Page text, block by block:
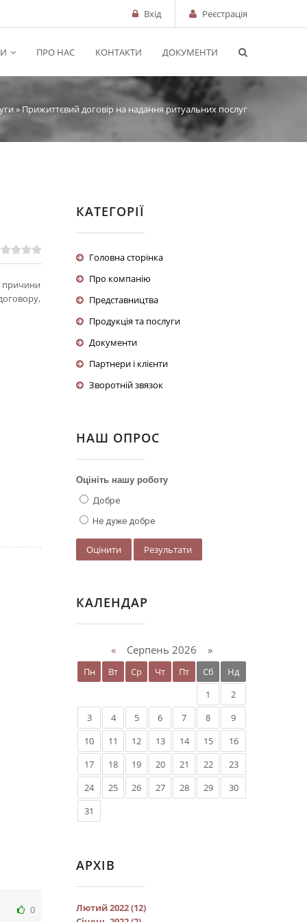
Вхід Реєстрація
ПРО НАС КОНТАКТИ ДОКУМЕНТИ
» Прижиттєвий договір на надання ритуальних послуг
причини
0
КАТЕГОРІЇ
Головна сторінка
Про компанію
Представництва
Продукція та послуги
Документи
Партнери і клієнти
Зворотній звязок
НАШ ОПРОС
Оцініть нашу роботу
Добре
Не дуже добре
КАЛЕНДАР
« Серпень 2026 »
Пн Вт Ср Чт Пт Сб
Нд
1
2
3
4 5 6 7 8
9
10
11 12 13 14 15
16
17
18 19 20 21 22
23
24
25 26 27 28 29
30
31
АРХІВ
Лютий 2022 (12)